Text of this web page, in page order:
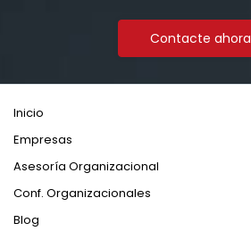
Contacte ahora
Inicio
Empresas
Asesoría Organizacional
Conf. Organizacionales
Blog